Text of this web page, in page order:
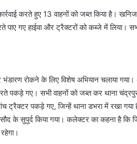
करते हुए 13 वाहनों को जब्त किया है।
गए हाईवा और ट्रैक्टरों को कब्जे में लिया।
रोकने के लिए विशेष अभियान चलाया गया।
पकड़े गए। सभी वाहनों को जब्त कर थाना
ट्रैक्टर पकड़े गए, जिन्हें थाना डभरा में रखा गया
के सुपुर्द किया गया। कलेक्टर का कहना है